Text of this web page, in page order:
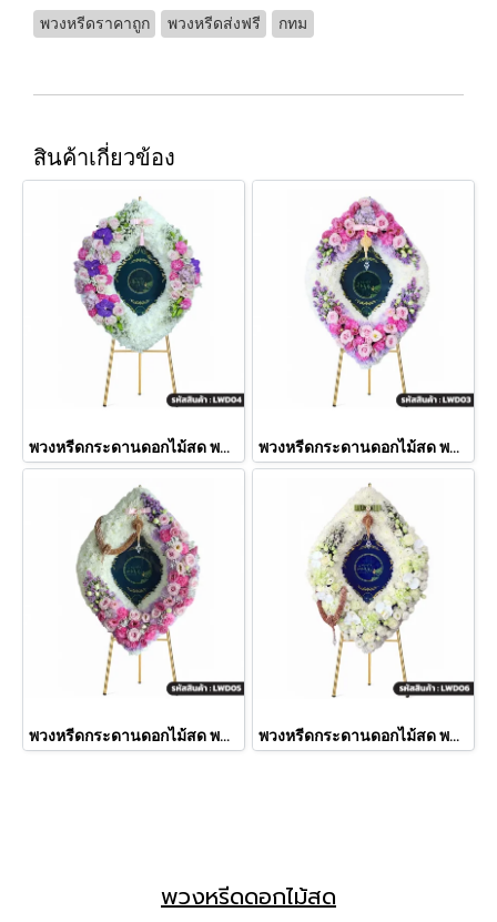
พวงหรีดราคาถูก พวงหรีดส่งฟรี กทม
สินค้าเกี่ยวข้อง
พวงหรีดกระดานดอกไม้สด พชรมาลา โทนสีขาว-ชมพู-ม่วงเข้ม ประดับแวนด้า (LWD04) พวงหรีดกระดานดอกไม้สด พชรมาลา โทนสีขาว-ชมพู-ม่วง (LWD03)
พวงหรีดกระดานดอกไม้สด พชรมาลา โทนสีขาว-ชมพู-ม่วงอ่อน (LWD05) พวงหรีดกระดานดอกไม้สด พชรมาลา โทนสีขาวล้วน (LWD06)
พวงหรีดดอกไม้สด